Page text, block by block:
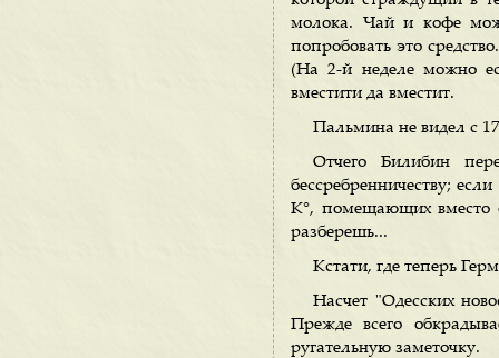
молока. Чай и кофе
попробовать это
(На 2-й неделе можно
вместити да вместит.
Пальмина не видел с
Отчего Билибин
бессребренничеству;
К°, помещающих вместо
разберешь...
Кстати, где теперь
Насчет "Одесских
Прежде всего
ругательную заметочку.